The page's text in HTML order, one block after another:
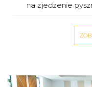
na zjedzenie